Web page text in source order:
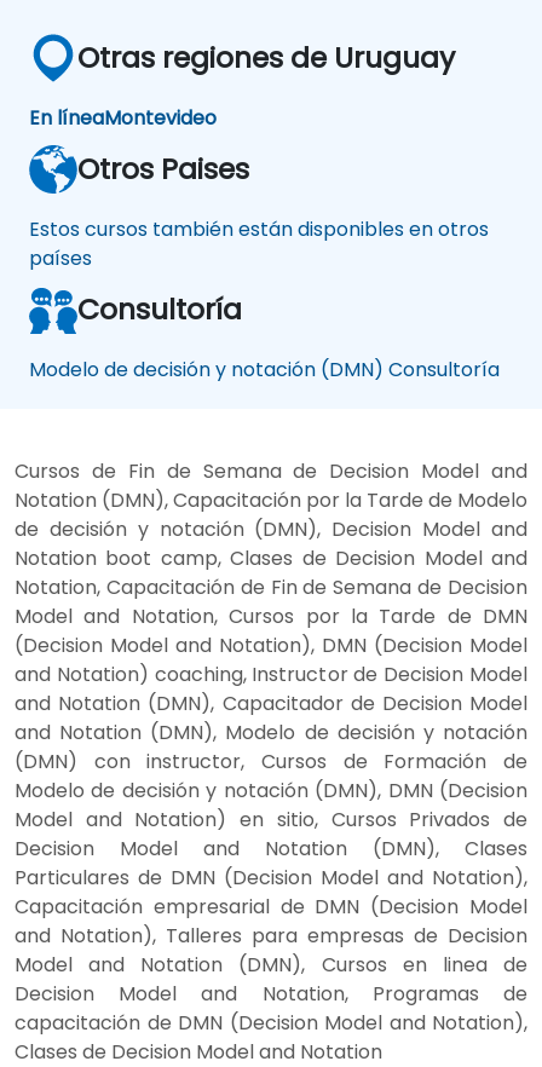
Otras regiones de Uruguay
En líneaMontevideo
Otros Paises
Estos cursos también están disponibles en otros
países
Consultoría
Modelo de decisión y notación (DMN) Consultoría
Cursos de Fin de Semana de Decision Model and
Notation (DMN), Capacitación por la Tarde de Modelo
de decisión y notación (DMN), Decision Model and
Notation boot camp, Clases de Decision Model and
Notation, Capacitación de Fin de Semana de Decision
Model and Notation, Cursos por la Tarde de DMN
(Decision Model and Notation), DMN (Decision Model
and Notation) coaching, Instructor de Decision Model
and Notation (DMN), Capacitador de Decision Model
and Notation (DMN), Modelo de decisión y notación
(DMN) con instructor, Cursos de Formación de
Modelo de decisión y notación (DMN), DMN (Decision
Model and Notation) en sitio, Cursos Privados de
Decision Model and Notation (DMN), Clases
Particulares de DMN (Decision Model and Notation),
Capacitación empresarial de DMN (Decision Model
and Notation), Talleres para empresas de Decision
Model and Notation (DMN), Cursos en linea de
Decision Model and Notation, Programas de
capacitación de DMN (Decision Model and Notation),
Clases de Decision Model and Notation